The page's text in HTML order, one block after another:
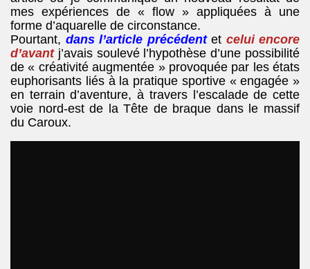
mes expériences de « flow » appliquées à une
forme d’aquarelle de circonstance.
Pourtant, dans l’article précédent et celui encore
d’avant j’avais soulevé l’hypothèse d’une possibilité
de « créativité augmentée » provoquée par les états
euphorisants liés à la pratique sportive « engagée »
en terrain d’aventure, à travers l’escalade de cette
voie nord-est de la Tête de braque dans le massif
du Caroux.